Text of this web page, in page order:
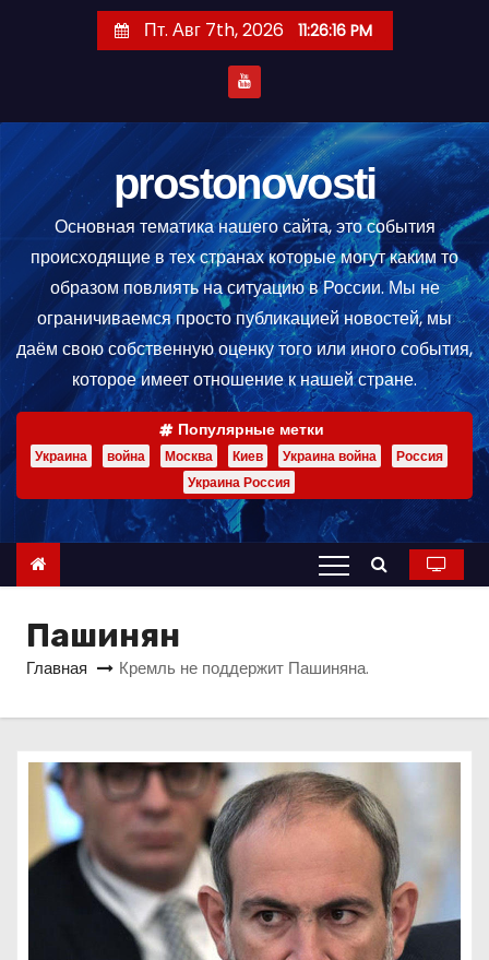
е
р
ж
м
Пт. Авг 7th, 2026 11:26:17 PM
prostonovosti
Основная тематика нашего сайта, это события
происходящие в тех странах которые могут каким то
образом повлиять на ситуацию в России. Мы не
ограничиваемся просто публикацией новостей, мы
даём свою собственную оценку того или иного события,
которое имеет отношение к нашей стране.
Популярные метки
Украина война Москва Киев Украина война
Россия
Украина Россия
Пашинян
Главная Кремль не поддержит Пашиняна.